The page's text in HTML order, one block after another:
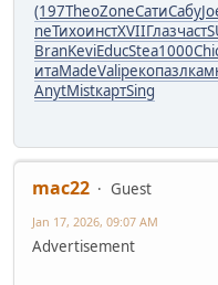
(197TheoZoneСатиСабу
neТихоинстXVIIГлазчаст
BranKeviEducStea1000
итаMadeValiрекопазл
AnytMistкартSing
mac22
Guest
Jan 17, 2026, 09:07 AM
Advertisement